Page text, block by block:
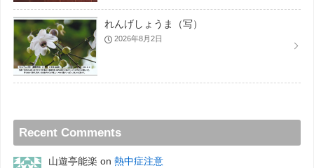
れんげしょうま（写）
2026年8月2日
Recent Comments
山遊亭能楽 on 熱中症注意